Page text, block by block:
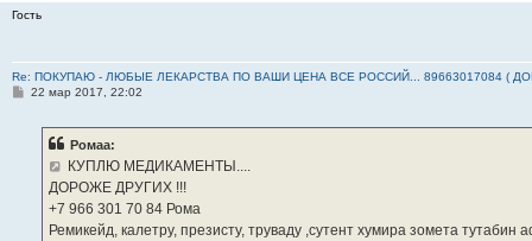
Гость
Re: ПОКУПАЮ - ЛЮБЫЕ ЛЕКАРСТВА ПО ВАШИ ЦЕНА ВСЕ РОССИЙ... 89663017084 (
С22 мар 2017, 22:02
Ромаа:
КУПЛЮ МЕДИКАМЕНТЫ....
ДОРОЖЕ ДРУГИХ !!!
‪+7 966 301 70 84‬ Рома
Ремикейд, калетру, презисту, труваду ,сутент хумира зомета